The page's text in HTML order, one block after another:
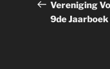
bericht
Vereniging
9de